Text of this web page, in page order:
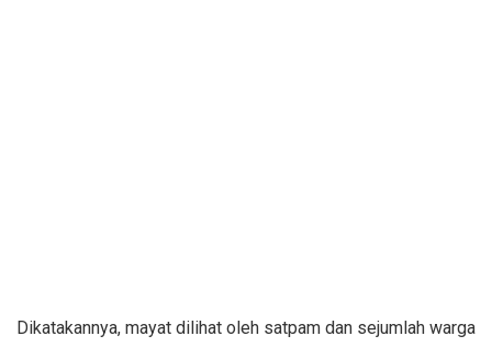
Dikatakannya, mayat dilihat oleh satpam dan sejumlah warga